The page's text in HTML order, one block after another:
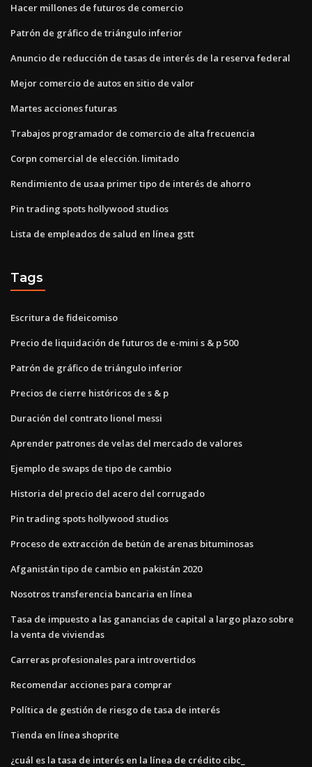
Hacer millones de futuros de comercio
Patrón de gráfico de triángulo inferior
Anuncio de reducción de tasas de interés de la reserva federal
Mejor comercio de autos en sitio de valor
Martes acciones futuras
Trabajos programador de comercio de alta frecuencia
Corpn comercial de elección. limitado
Rendimiento de usaa primer tipo de interés de ahorro
Pin trading spots hollywood studios
Lista de empleados de salud en línea gstt
Tags
Escritura de fideicomiso
Precio de liquidación de futuros de e-mini s & p 500
Patrón de gráfico de triángulo inferior
Precios de cierre históricos de s & p
Duración del contrato lionel messi
Aprender patrones de velas del mercado de valores
Ejemplo de swaps de tipo de cambio
Historia del precio del acero del corrugado
Pin trading spots hollywood studios
Proceso de extracción de betún de arenas bituminosas
Afganistán tipo de cambio en pakistán 2020
Nosotros transferencia bancaria en línea
Tasa de impuesto a las ganancias de capital a largo plazo sobre
la venta de viviendas
Carreras profesionales para introvertidos
Recomendar acciones para comprar
Política de gestión de riesgo de tasa de interés
Tienda en línea shoprite
¿cuál es la tasa de interés en la línea de crédito cibc_